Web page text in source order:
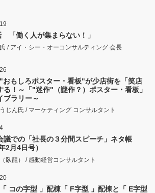
「働く人が集まらない！」
/ アイ・シー・オーコンサルティング 会長
おもしろポスター・看板"が少店街を「笑店
る！～「"迷作"（謎作？）ポスター・看板」
ブラリー～
じん氏 / マーケティング コンサルタント
議での「社長の３分間スピーチ」ネタ帳
2月4日号）
臥龍） / 感動経営コンサルタント
コの字型 」配棟「 F字型 」配棟と「 E字型